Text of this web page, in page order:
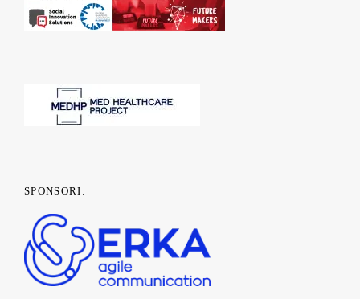
SPONSORI: